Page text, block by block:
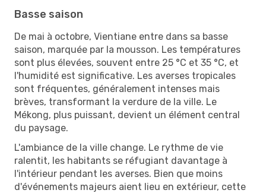
Basse saison
De mai à octobre, Vientiane entre dans sa basse
saison, marquée par la mousson. Les températures
sont plus élevées, souvent entre 25 °C et 35 °C, et
l'humidité est significative. Les averses tropicales
sont fréquentes, généralement intenses mais
brèves, transformant la verdure de la ville. Le
Mékong, plus puissant, devient un élément central
du paysage.
L'ambiance de la ville change. Le rythme de vie
ralentit, les habitants se réfugiant davantage à
l'intérieur pendant les averses. Bien que moins
d'événements majeurs aient lieu en extérieur, cette